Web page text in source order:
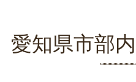
愛知県市部